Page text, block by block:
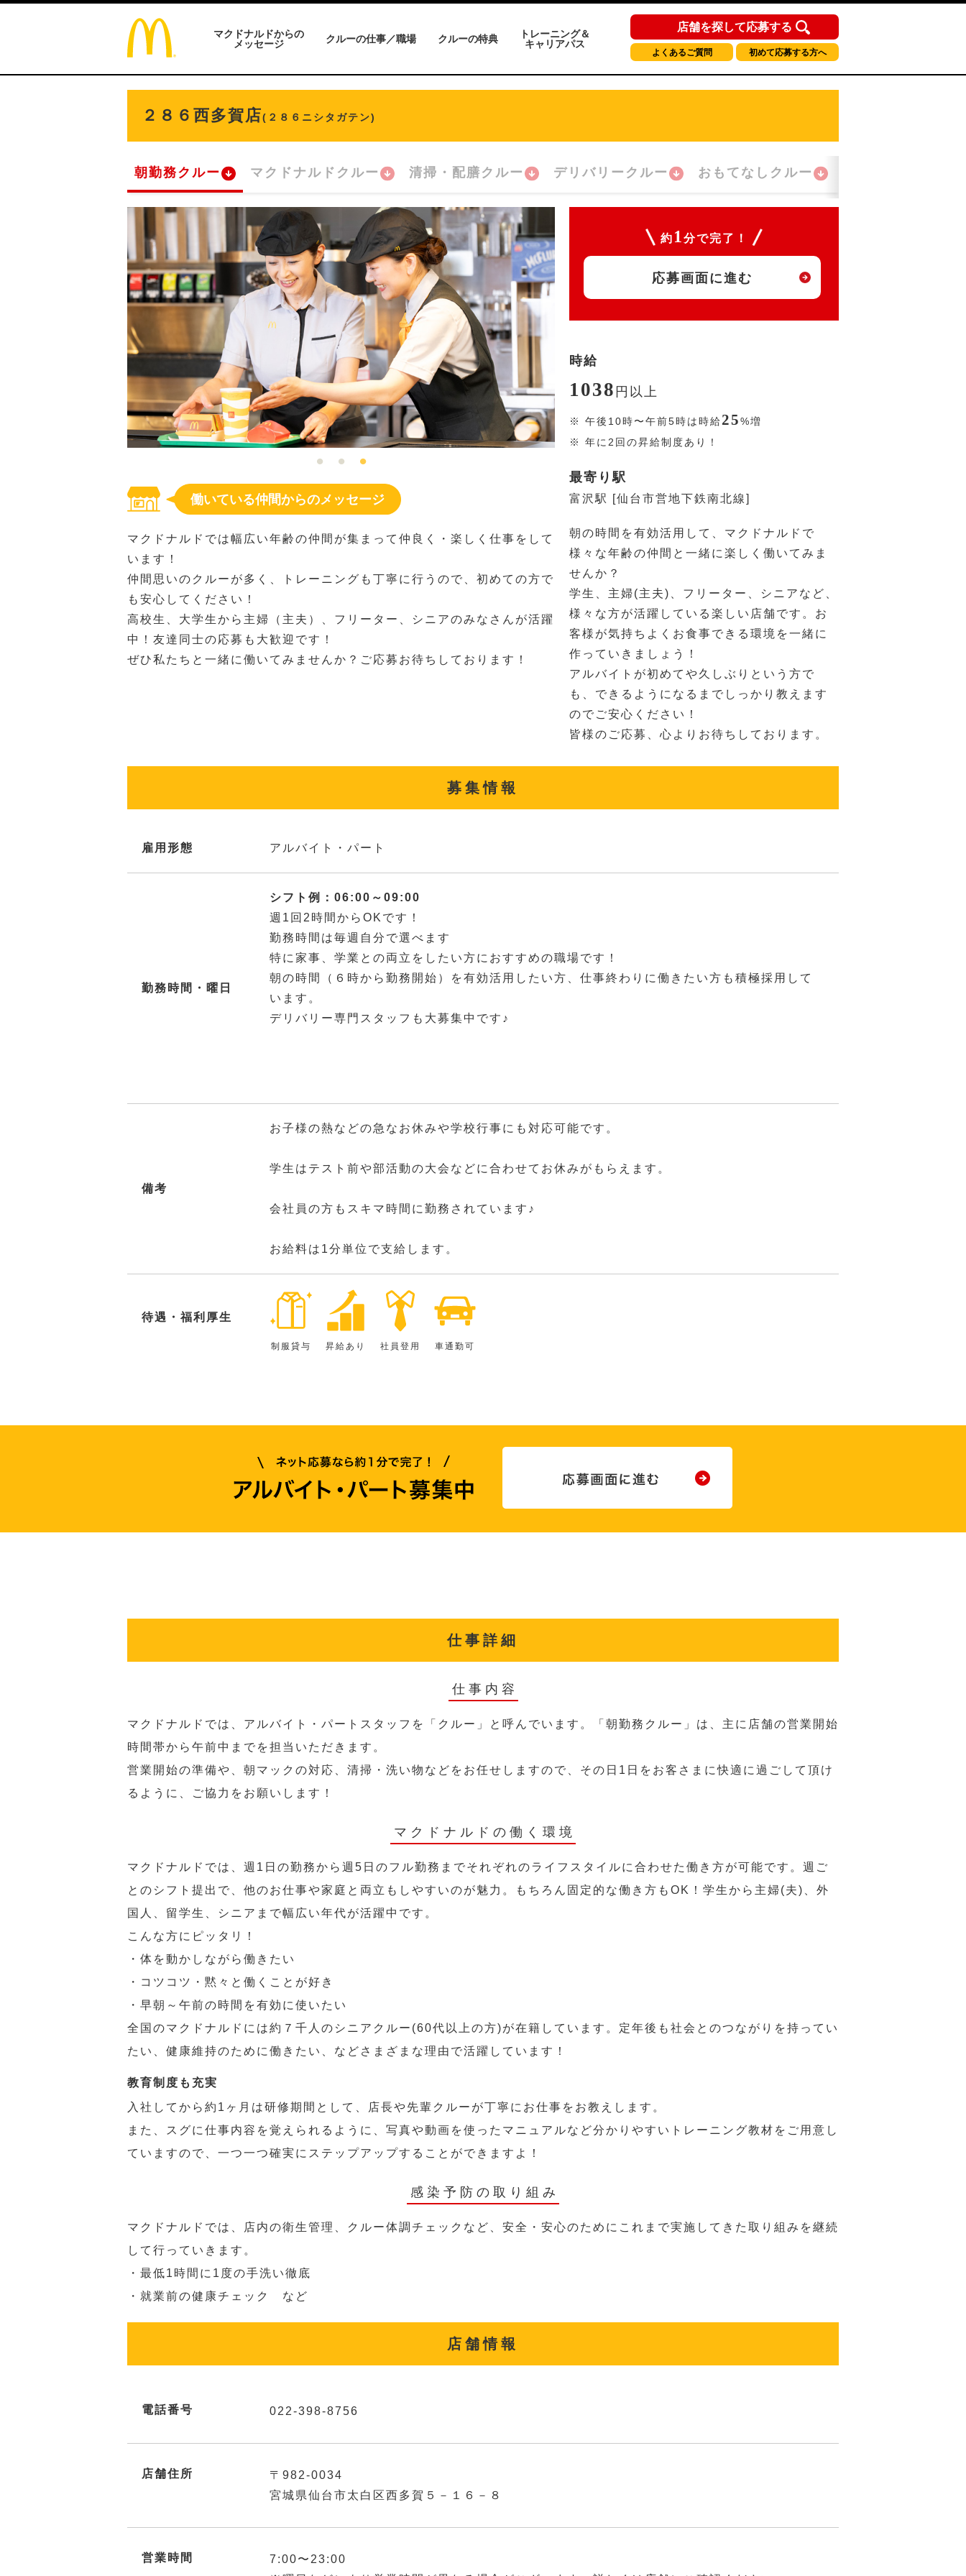
マクドナルドからの
メッセージ
クルーの仕事／職場 クルーの特典
トレーニング＆
キャリアパス
店舗を探して応募する
よくあるご質問 初めて応募する方へ
２８６西多賀店(２８６ニシタガテン)
朝勤務クルー マクドナルドクルー 清掃・配膳クルー デリバリークルー おもてなしクルー
働いている仲間からのメッセージ
マクドナルドでは幅広い年齢の仲間が集まって仲良く・楽しく仕事をして
います！
仲間思いのクルーが多く、トレーニングも丁寧に行うので、初めての方で
も安心してください！
高校生、大学生から主婦（主夫）、フリーター、シニアのみなさんが活躍
中！友達同士の応募も大歓迎です！
ぜひ私たちと一緒に働いてみませんか？ご応募お待ちしております！
約 1 分で完了！
応募画面に進む
時給
1038 円 以上
※ 午後10時〜午前5時は時給25%増
※ 年に2回の昇給制度あり！
最寄り駅
富沢駅 [仙台市営地下鉄南北線]
朝の時間を有効活用して、マクドナルドで
様々な年齢の仲間と一緒に楽しく働いてみま
せんか？
学生、主婦(主夫)、フリーター、シニアなど、
様々な方が活躍している楽しい店舗です。お
客様が気持ちよくお食事できる環境を一緒に
作っていきましょう！
アルバイトが初めてや久しぶりという方で
も、できるようになるまでしっかり教えます
のでご安心ください！
皆様のご応募、心よりお待ちしております。
募集情報
雇用形態 アルバイト・パート
勤務時間・曜日
シフト例：06:00～09:00
週1回2時間からOKです！
勤務時間は毎週自分で選べます
特に家事、学業との両立をしたい方におすすめの職場です！
朝の時間（６時から勤務開始）を有効活用したい方、仕事終わりに働きたい方も積極採用して
います。
デリバリー専門スタッフも大募集中です♪
備考
お子様の熱などの急なお休みや学校行事にも対応可能です。
学生はテスト前や部活動の大会などに合わせてお休みがもらえます。
会社員の方もスキマ時間に勤務されています♪
お給料は1分単位で支給します。
待遇・福利厚生
制服貸与 昇給あり 社員登用 車通勤可
仕事詳細
仕事内容
マクドナルドでは、アルバイト・パートスタッフを「クルー」と呼んでいます。「朝勤務クルー」は、主に店舗の営業開始
時間帯から午前中までを担当いただきます。
営業開始の準備や、朝マックの対応、清掃・洗い物などをお任せしますので、その日1日をお客さまに快適に過ごして頂け
るように、ご協力をお願いします！
マクドナルドの働く環境
マクドナルドでは、週1日の勤務から週5日のフル勤務までそれぞれのライフスタイルに合わせた働き方が可能です。週ご
とのシフト提出で、他のお仕事や家庭と両立もしやすいのが魅力。もちろん固定的な働き方もOK！学生から主婦(夫)、外
国人、留学生、シニアまで幅広い年代が活躍中です。
こんな方にピッタリ！
・体を動かしながら働きたい
・コツコツ・黙々と働くことが好き
・早朝～午前の時間を有効に使いたい
全国のマクドナルドには約７千人のシニアクルー(60代以上の方)が在籍しています。定年後も社会とのつながりを持ってい
たい、健康維持のために働きたい、などさまざまな理由で活躍しています！
教育制度も充実
入社してから約1ヶ月は研修期間として、店長や先輩クルーが丁寧にお仕事をお教えします。
また、スグに仕事内容を覚えられるように、写真や動画を使ったマニュアルなど分かりやすいトレーニング教材をご用意し
ていますので、一つ一つ確実にステップアップすることができますよ！
感染予防の取り組み
マクドナルドでは、店内の衛生管理、クルー体調チェックなど、安全・安心のためにこれまで実施してきた取り組みを継続
して行っていきます。
・最低1時間に1度の手洗い徹底
・就業前の健康チェック など
店舗情報
電話番号 022-398-8756
店舗住所
〒982-0034
宮城県仙台市太白区西多賀５－１６－８
営業時間
7:00〜23:00